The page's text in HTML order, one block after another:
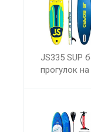
JS335 SUP
прогулок